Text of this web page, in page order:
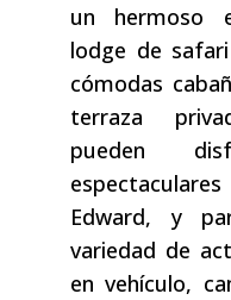
un hermoso
lodge de
cómodas
terraza
pueden
Edward, y
variedad de
en vehículo,